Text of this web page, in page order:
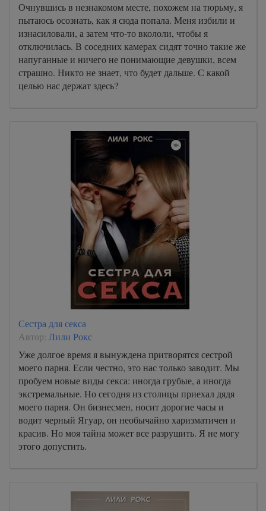
Очнувшись в незнакомом месте, похожем на тюрьму, я
пытаюсь осознать, как я сюда попала. Меня избили и
изнасиловали, а затем что-то вкололи, чтобы я
отключилась. В соседних камерах сидят точно такие же
напуганные и ничего не понимающие девушки, всем
страшно. Никто не знает, что будет дальше. С какой
целью нас держат здесь?
Сестра для секса
Автор: Лили Рокс
Уже долгое время я вынуждена притворятся сестрой
моего парня. Если честно, это нас только заводит. Мы
пробуем новые виды секса: иногда грубые, а иногда
экстремальные. Но сегодня из столицы приехал дядя
моего парня. Он бизнесмен, носит дорогие часы и
водит черный Ягуар, он необычайно харизматичен и
красив. Но моя тайна может все разрушить. Я не могу
этого допустить.